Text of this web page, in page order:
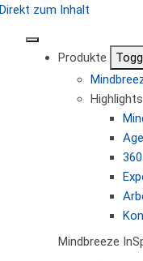
Direkt zum Inhalt
Produkte
Highlights
Mindbreeze